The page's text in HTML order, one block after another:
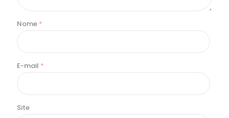
Nome *
E-mail *
Site